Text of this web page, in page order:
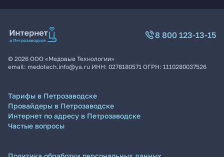
8 800 123-13-15
© 2026 ООО «Медовые Технологии»
email: medotech.info@ya.ru ИНН: 0278180571 ОГРН: 1110280037526
Тарифы в Петрозаводске
Провайдеры в Петрозаводске
Интернет по адресу в Петрозаводске
Частые вопросы